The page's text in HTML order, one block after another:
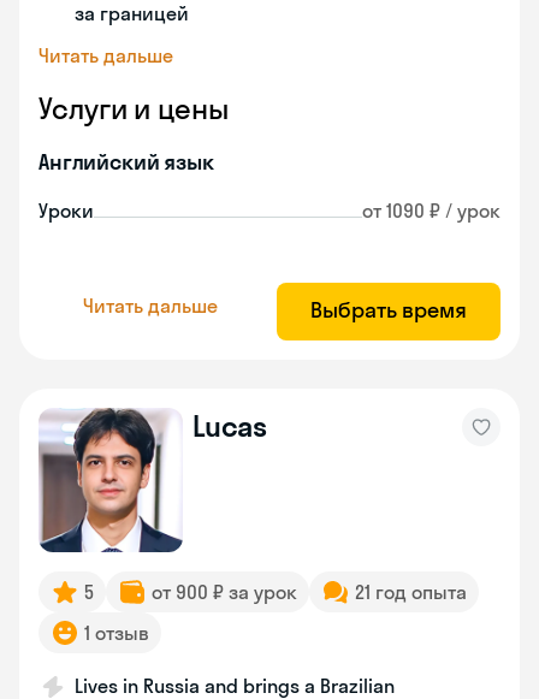
за границей
Читать дальше
Услуги и цены
Английский язык
Уроки от 1090 ₽ / урок
Читать дальше Выбрать время
Lucas
5 от 900 ₽ за урок
21 год опыта
1 отзыв
Lives in Russia and brings a Brazilian